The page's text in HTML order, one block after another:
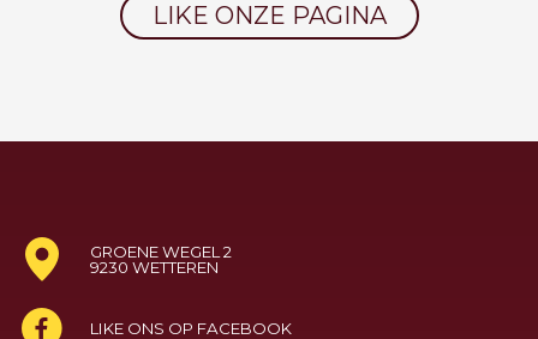
LIKE ONZE PAGINA
GROENE WEGEL 2
9230 WETTEREN
LIKE ONS OP FACEBOOK